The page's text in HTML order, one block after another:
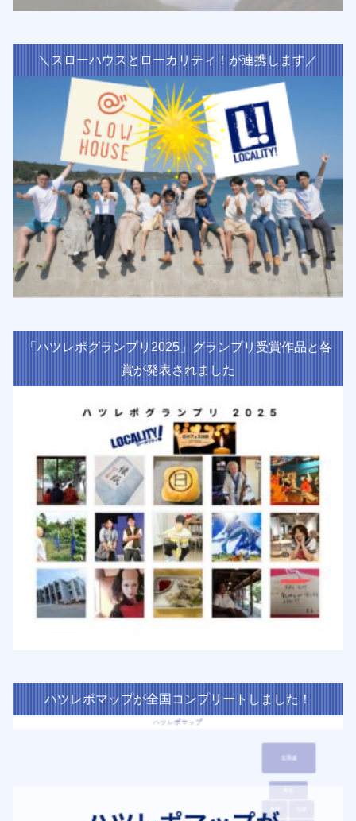
＼スローハウスとローカリティ！が連携します／
「ハツレポグランプリ2025」グランプリ受賞作品と各
賞が発表されました
ハツレポマップが全国コンプリートしました！